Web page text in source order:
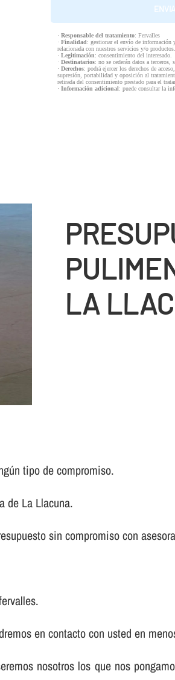
· Responsable del tratamiento: Fervalles
· Finalidad: gestionar el envío de información
relacionada con nuestros servicios y/o productos.
· Legitimación: consentimiento del interesado.
· Destinatarios: no se cederán datos a terceros,
· Derechos: podrá ejercer los derechos de
supresión, portabilidad y oposición al
retirada del consentimiento prestado para el
· Información adicional: puede consultar la
LA
tipo de compromiso.
de La Llacuna.
sin compromiso con
en contacto con usted en
nosotros los que nos